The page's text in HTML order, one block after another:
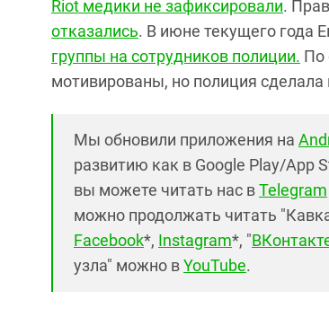
Riot медики не зафиксировали.
отказались. В июне текущего года
группы на сотрудников полиции. По
мотивированы, но полиция
Мы обновили приложения на
развитию как в Google Play/App
вы можете читать нас вTelegram
можно продолжать читать
Facebook*, Instagram*, "
узла" можно вYouTube.